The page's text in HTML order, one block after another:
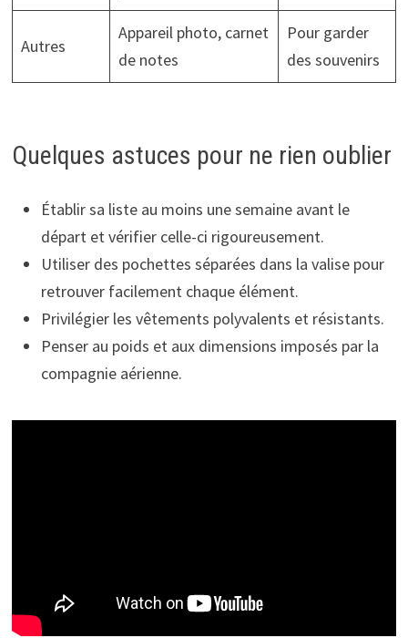
Autres
Appareil photo, carnet
de notes
Pour garder
des souvenirs
Quelques astuces pour ne rien oublier
Établir sa liste au moins une semaine avant le
départ et vérifier celle-ci rigoureusement.
Utiliser des pochettes séparées dans la valise pour
retrouver facilement chaque élément.
Privilégier les vêtements polyvalents et résistants.
Penser au poids et aux dimensions imposés par la
compagnie aérienne.